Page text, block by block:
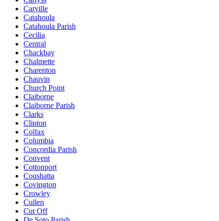
Carville
Catahoula
Catahoula Parish
Cecilia
Central
Chackbay
Chalmette
Charenton
Chauvin
Church Point
Claiborne
Claiborne Parish
Clarks
Clinton
Colfax
Columbia
Concordia Parish
Convent
Cottonport
Coushatta
Covington
Crowley
Cullen
Cut Off